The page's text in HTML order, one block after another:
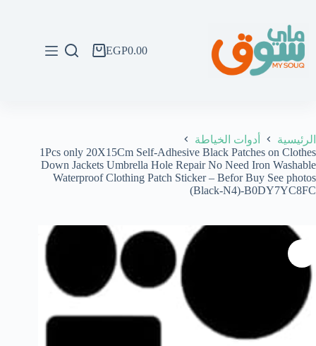
المحتوى
عربةEGP0.00
الرئيسية
أدوات الخياطة
1Pcs only 20X15Cm Self-Adhesive Black Patches on Clothes
Down Jackets Umbrella Hole Repair No Need Iron Washable
Waterproof Clothing Patch Sticker – Befor Buy See photos
(Black-N4)-B0DY7YC8FC